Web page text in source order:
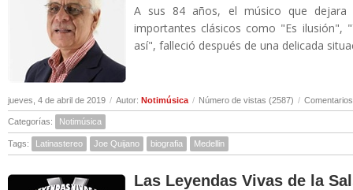
A sus 84 años, el músico que
importantes clásicos como "Es ilusión",
así", falleció después de una delicada
jueves, 4 de abril de 2019 / Autor: Notimúsica / Número de vistas (2587) /
Categorías: Notimúsica
Tags: Latinastereo Joe Quijano biografia Medellin
Las Leyendas Vivas de la